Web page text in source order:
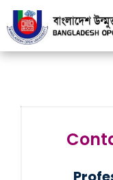
বাউবি